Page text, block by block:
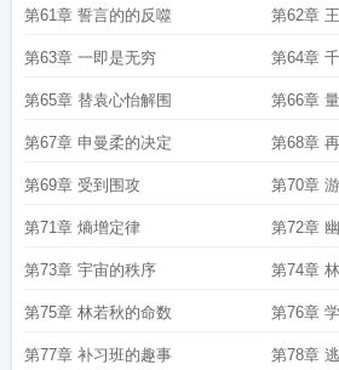
第61章 誓言的的反噬 第62章
第63章 一即是无穷 第64章
第65章 替袁心怡解围 第66章
第67章 申曼柔的决定 第68章
第69章 受到围攻 第70章
第71章 熵增定律 第72章
第73章 宇宙的秩序 第74章
第75章 林若秋的命数 第76章
第77章 补习班的趣事 第78章